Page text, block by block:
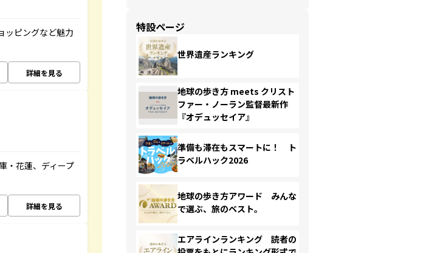
ッピングなど魅力
詳細を見る
・花蓮、ディープ
詳細を見る
特設ページ
世界遺産ランキング
地球の歩き方 meets クリスト
ファー・ノーラン監督最新作
『オデュッセイア』
準備も滞在もスマートに！ ト
ラベルハック2026
地球の歩き方アワード みんな
で選ぶ、旅のベスト。
エアラインランキング 読者の